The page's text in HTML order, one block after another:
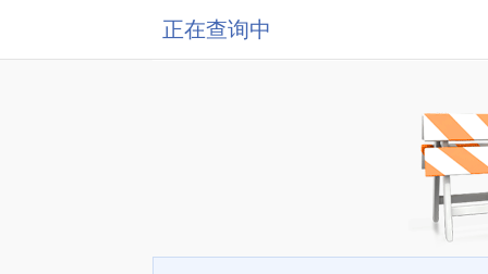
正在查询中